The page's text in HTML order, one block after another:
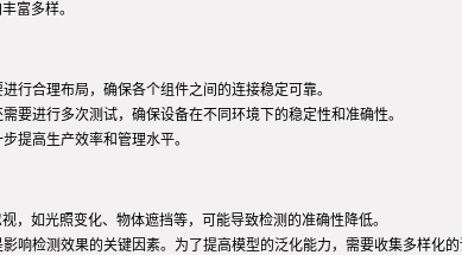
富多样。
行合理布局，确保各个组件之间的连接稳定可靠。
要进行多次测试，确保设备在不同环境下的稳定性和准确性。
提高生产效率和管理水平。
如光照变化、物体遮挡等，可能导致检测的准确性降低。
检测效果的关键因素。为了提高模型的泛化能力，需要收集多样化的